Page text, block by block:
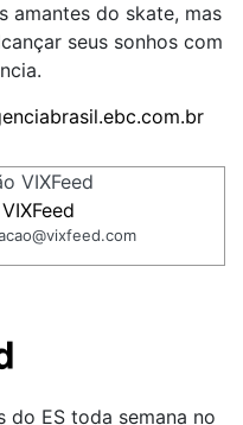
amantes do skate, mas
seus sonhos com
do ES toda semana no